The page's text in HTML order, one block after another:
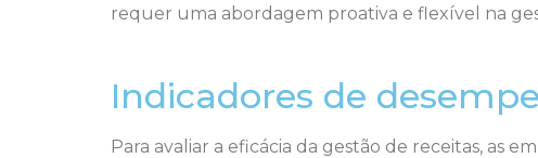
requer uma abordagem proativa e flexível na
Indicadores de
Para avaliar a eficácia da gestão de receitas, as